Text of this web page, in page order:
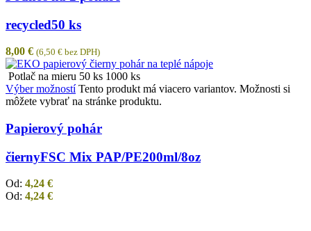
recycled50 ks
8,00 € (6,50 € bez DPH)
Potlač na mieru 50 ks 1000 ks
Výber možností Tento produkt má viacero variantov. Možnosti si
môžete vybrať na stránke produktu.
Papierový pohár
čiernyFSC Mix PAP/PE200ml/8oz
Od: 4,24 €
Od: 4,24 €